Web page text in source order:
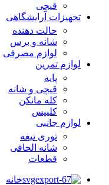
قیچی
تجهیزات آرایشگاهی
حالت دهنده
شانه و برس
لوازم مصرفی
لوازم تمرین
پایه
قیچی و شانه
کله مانکن
کلیپس
لوازم جانبی
توری تیغه
شانه الحاقی
قطعات
خانه